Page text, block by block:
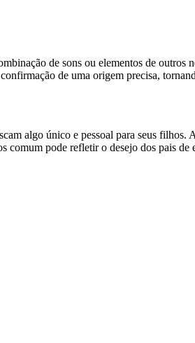
de sons ou elementos de outros
de uma origem precisa,
algo único e pessoal para seus filhos.
comum pode refletir o desejo dos pais de